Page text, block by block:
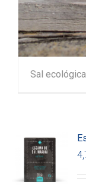
Sal ecológica